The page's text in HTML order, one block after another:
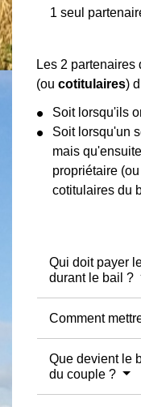
1 seul
Les 2 partenaires
(ou cotitulaires)
Soit lorsqu'ils
Soit lorsqu'un
mais
propriétaire
cotitulaires du
Qui doit payer
durant le bail ?
Comment
Que devient le
du couple ?